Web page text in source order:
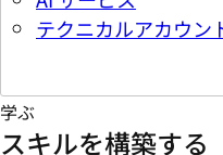
テクニカルアカウン
学ぶ
スキルを構築する